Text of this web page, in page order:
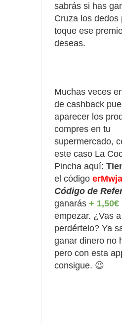
sabrás si has
Cruza los dedos
toque ese
deseas.
Muchas veces
de cashback
aparecer los
compres en tu
supermercado,
este caso La
Pincha aquí:
el código
Código de
ganarás + 1,50€
perdértelo? Ya
ganar dinero no
pero con esta
consigue. 😉